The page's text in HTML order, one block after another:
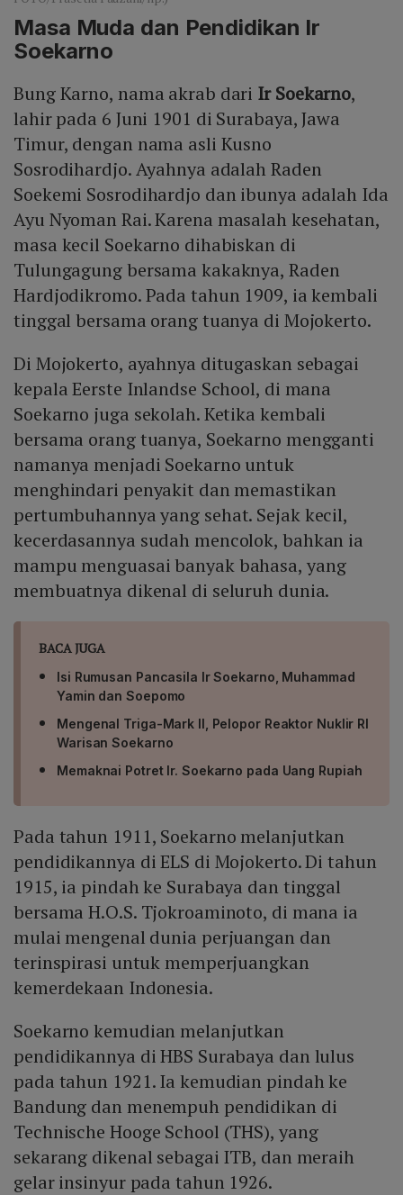
Masa Muda dan Pendidikan Ir
Soekarno
Bung Karno, nama akrab dari Ir Soekarno,
lahir pada 6 Juni 1901 di Surabaya, Jawa
Timur, dengan nama asli Kusno
Sosrodihardjo. Ayahnya adalah Raden
Soekemi Sosrodihardjo dan ibunya adalah Ida
Ayu Nyoman Rai. Karena masalah kesehatan,
masa kecil Soekarno dihabiskan di
Tulungagung bersama kakaknya, Raden
Hardjodikromo. Pada tahun 1909, ia kembali
tinggal bersama orang tuanya di Mojokerto.
Di Mojokerto, ayahnya ditugaskan sebagai
kepala Eerste Inlandse School, di mana
Soekarno juga sekolah. Ketika kembali
bersama orang tuanya, Soekarno mengganti
namanya menjadi Soekarno untuk
menghindari penyakit dan memastikan
pertumbuhannya yang sehat. Sejak kecil,
kecerdasannya sudah mencolok, bahkan ia
mampu menguasai banyak bahasa, yang
membuatnya dikenal di seluruh dunia.
BACA JUGA
Isi Rumusan Pancasila Ir Soekarno, Muhammad
Yamin dan Soepomo
Mengenal Triga-Mark II, Pelopor Reaktor Nuklir RI
Warisan Soekarno
Memaknai Potret Ir. Soekarno pada Uang Rupiah
Pada tahun 1911, Soekarno melanjutkan
pendidikannya di ELS di Mojokerto. Di tahun
1915, ia pindah ke Surabaya dan tinggal
bersama H.O.S. Tjokroaminoto, di mana ia
mulai mengenal dunia perjuangan dan
terinspirasi untuk memperjuangkan
kemerdekaan Indonesia.
Soekarno kemudian melanjutkan
pendidikannya di HBS Surabaya dan lulus
pada tahun 1921. Ia kemudian pindah ke
Bandung dan menempuh pendidikan di
Technische Hooge School (THS), yang
sekarang dikenal sebagai ITB, dan meraih
gelar insinyur pada tahun 1926.